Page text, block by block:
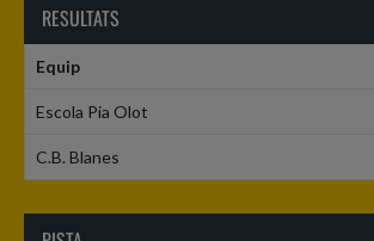
RESULTATS
Equip
Escola Pia Olot
C.B. Blanes